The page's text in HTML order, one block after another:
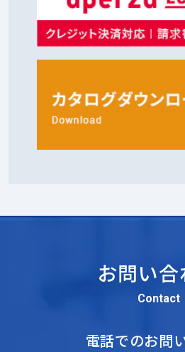
お問い合
Contact
電話でのお問